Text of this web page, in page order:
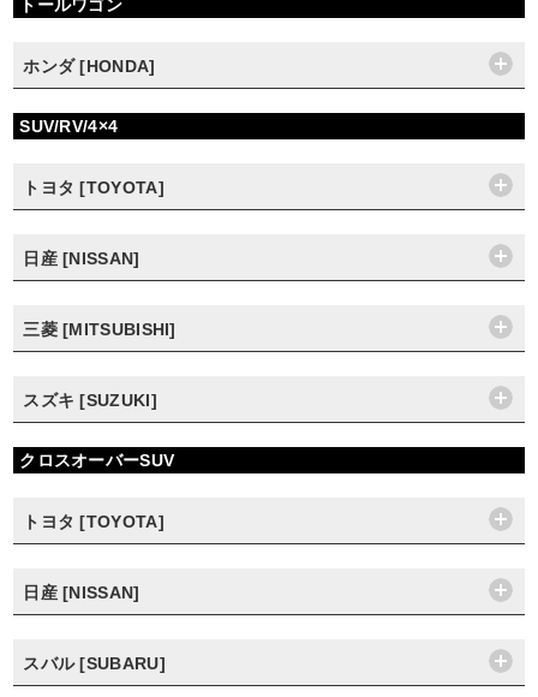
トールワゴン
ホンダ [HONDA]
SUV/RV/4×4
トヨタ [TOYOTA]
日産 [NISSAN]
三菱 [MITSUBISHI]
スズキ [SUZUKI]
クロスオーバーSUV
トヨタ [TOYOTA]
日産 [NISSAN]
スバル [SUBARU]